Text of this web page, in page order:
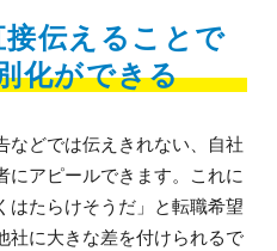
伝えることで
化ができる
などでは伝えきれない、自社
アピールできます。これに
はたらけそうだ」と転職希望
社に大きな差を付けられるで